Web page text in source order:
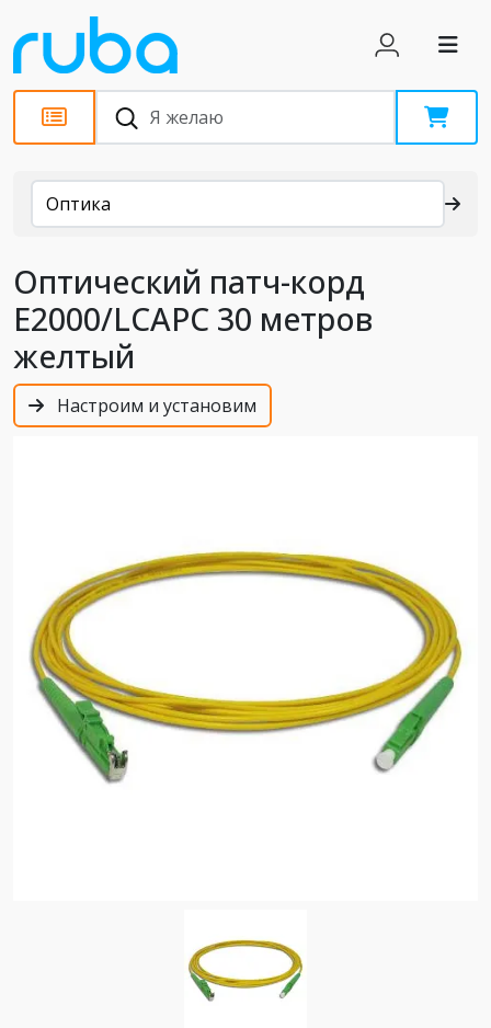
Каталог
Оптика
Оптический патч-корд
E2000/LCAPC 30 метров
желтый
Настроим и установим